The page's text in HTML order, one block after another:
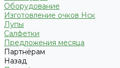
Оборудование
Изготовление очков Нск
Лупы
Салфетки
Предложения месяца
Партнёрам
Назад